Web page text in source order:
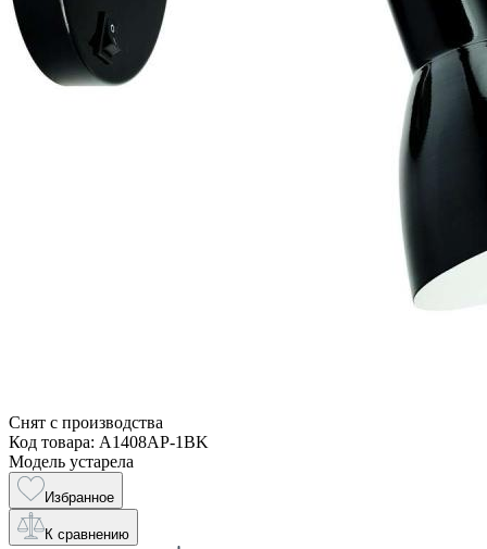
Снят с производства
Код товара: A1408AP-1BK
Модель устарела
Избранное
К сравнению